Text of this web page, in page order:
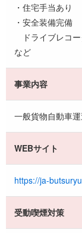
・住宅手当あり
・安全装備完備
ドライブレコ
など
事業内容
一般貨物自動車
WEBサイト
https://ja-
受動喫煙対策